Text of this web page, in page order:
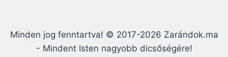
Minden jog fenntartva! © 2017-2026 Zarándok.ma
- Mindent Isten nagyobb dicsőségére!